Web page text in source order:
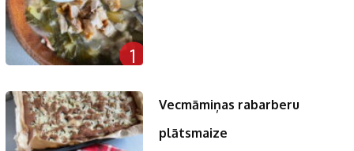
1
Vecmāmiņas rabarberu
plātsmaize